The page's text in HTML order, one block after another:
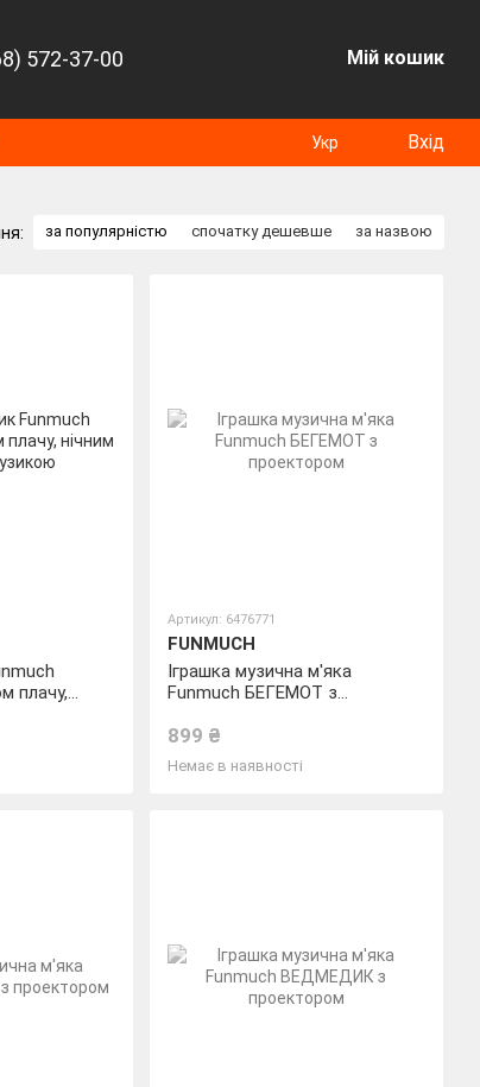
572-37-00 Мій кошик
Укр Вхід
за популярністю спочатку дешевше за назвою
плачу,
Артикул: 6476771
FUNMUCH
Іграшка музична м'яка
Funmuch БЕГЕМОТ з
899 ₴
Немає в наявності